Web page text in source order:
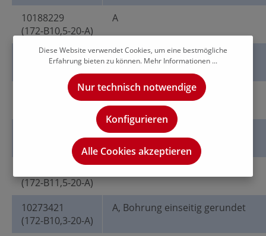
10188229
(172-B10,5-20-A)
A
10188232
(172-B11-20-A)
A
A
(172-B11,8-20-A)
A
(172-B11,5-20-A)
10273421
(172-B10,3-20-A)
A, Bohrung einseitig gerundet
Diese Website verwendet Cookies, um eine bestmögliche
Erfahrung bieten zu können. Mehr Informationen ...
Nur technisch notwendige
Konfigurieren
Alle Cookies akzeptieren